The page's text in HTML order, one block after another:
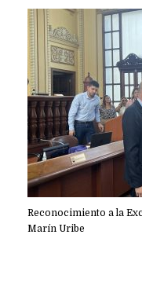
Reconocimiento a la
Marín Uribe